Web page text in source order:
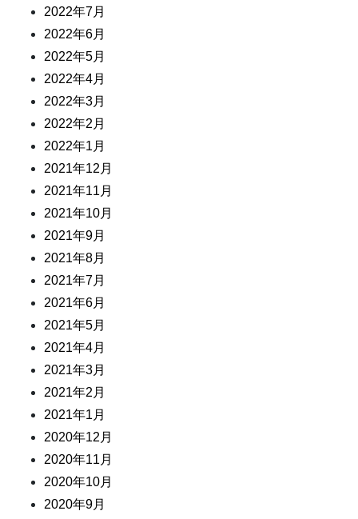
2022年7月
2022年6月
2022年5月
2022年4月
2022年3月
2022年2月
2022年1月
2021年12月
2021年11月
2021年10月
2021年9月
2021年8月
2021年7月
2021年6月
2021年5月
2021年4月
2021年3月
2021年2月
2021年1月
2020年12月
2020年11月
2020年10月
2020年9月